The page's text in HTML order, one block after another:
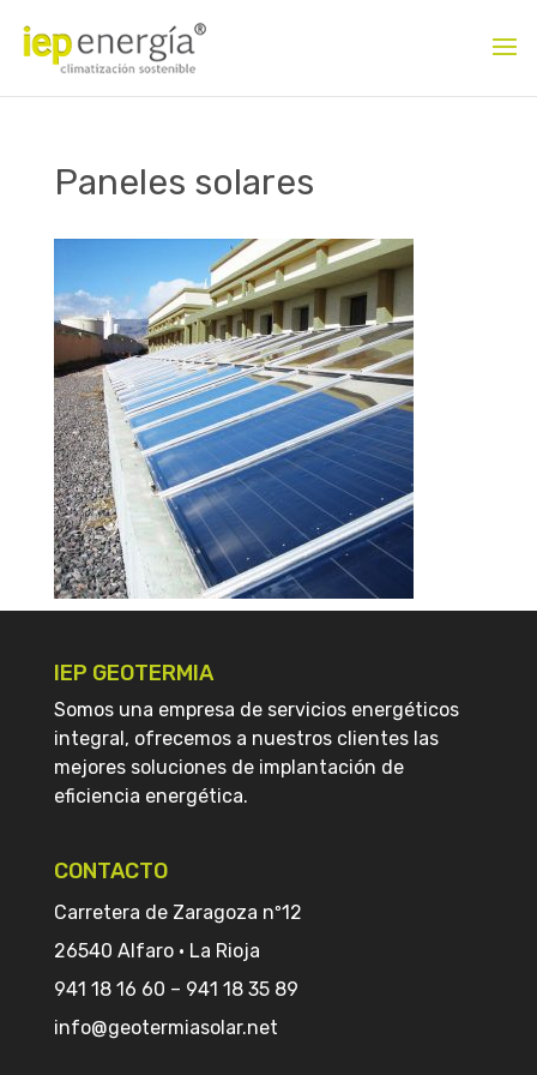
Paneles solares
IEP GEOTERMIA
Somos una empresa de servicios energéticos
integral, ofrecemos a nuestros clientes las
mejores soluciones de implantación de
eficiencia energética.
CONTACTO
Carretera de Zaragoza nº12
26540 Alfaro · La Rioja
941 18 16 60 – 941 18 35 89
info@geotermiasolar.net